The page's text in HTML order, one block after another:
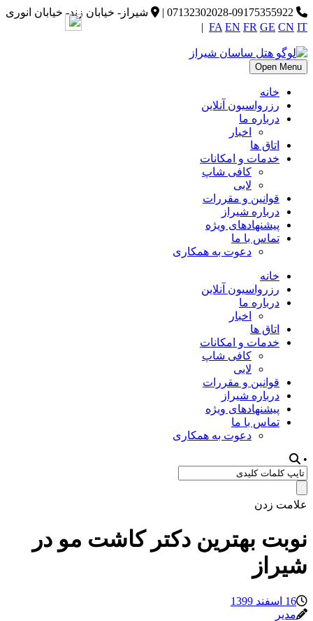
|
شیراز- خیابان زند- خیابان انوری
FA EN FR GE CN IT
|
Open Menu
خانه
رزرواسیون آنلاین
درباره ما
اخبار
اتاق ها
خدمات و امکانات
کافی شاپ
لابی
قوانین و مقررات
درباره شیراز
پیشنهادهای ویژه
تماس با ما
دعوت به همکاری
خانه
رزرواسیون آنلاین
درباره ما
اخبار
اتاق ها
خدمات و امکانات
کافی شاپ
لابی
قوانین و مقررات
درباره شیراز
پیشنهادهای ویژه
تماس با ما
دعوت به همکاری
•
علامت زدن
نوبت بهترین دکتر کاشت مو در
شیراز
16 اسفند 1399
مدیر